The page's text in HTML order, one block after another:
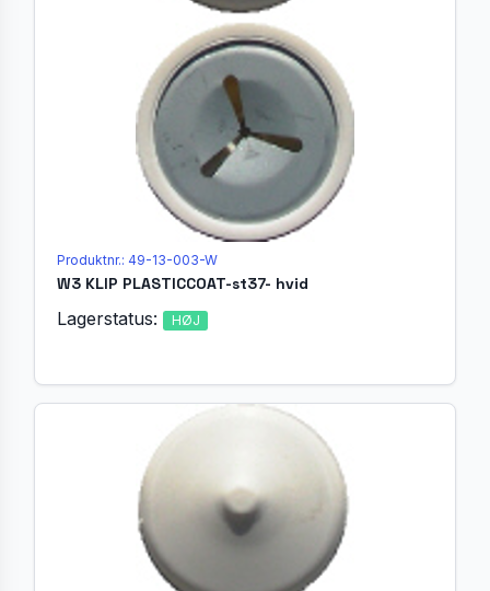
Produktnr.: 49-13-003-W
W3 KLIP PLASTICCOAT-st37- hvid
Lagerstatus: HØJ